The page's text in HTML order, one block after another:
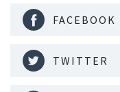
FACEBOOK
TWITTER